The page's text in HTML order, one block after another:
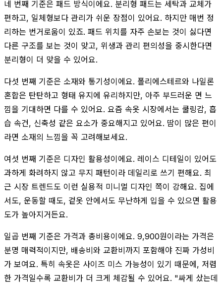
네 번째 기준은 패드 방식이에요. 분리형 패드는 세탁과 교체가
편하고, 일체형보다 관리가 쉬운 장점이 있어요. 하지만 매번 정
리하는 번거로움이 있죠. 패드 위치를 자주 손보는 것이 싫다면
다른 구조를 보는 것이 맞고, 위생과 관리 편의성을 중시한다면
분리형이 더 맞을 수 있어요.
다섯 번째 기준은 소재와 통기성이에요. 폴리에스테르와 나일론
혼합은 탄탄하고 형태 유지에 유리하지만, 아주 부드러운 면 느
낌을 기대하면 다를 수 있어요. 요즘 속옷 시장에서는 쿨링감, 흡
습 속건, 신축성 같은 요소가 중요해지고 있어요. 땀이 많은 편이
라면 소재의 느낌을 꼭 고려해보세요.
여섯 번째 기준은 디자인 활용성이에요. 레이스 디테일이 있어도
과하게 화려하지 않고 무지 패턴이라 데일리로 쓰기 편해요. 최
근 시장 트렌드도 이런 실용적 미니멀 디자인 쪽이 강해요. 집에
서도, 운동할 때도, 겉옷 안에서도 무난하게 입을 수 있으면 활용
도가 높아지거든요.
일곱 번째 기준은 가격과 총비용이에요. 9,900원이라는 가격은
분명 매력적이지만, 배송비와 교환비까지 포함해야 진짜 가성비
가 보여요. 특히 속옷은 사이즈 미스 가능성이 있기 때문에, 저렴
한 가격일수록 교환비가 더 크게 체감될 수 있어요. "싸게 샀는데